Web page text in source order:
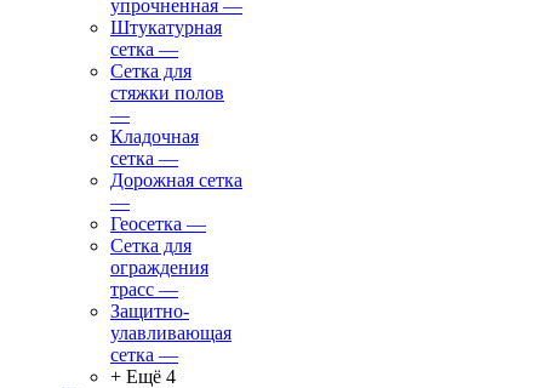
упрочненная —
Штукатурная
сетка —
Сетка для
стяжки полов
—
Кладочная
сетка —
Дорожная сетка
—
Геосетка —
Сетка для
ограждения
трасс —
Защитно-
улавливающая
сетка —
+ Ещё 4